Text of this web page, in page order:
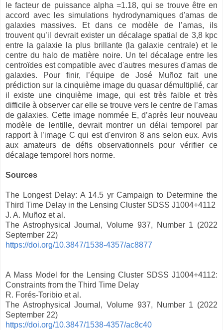
le facteur de puissance alpha =1.18, qui se trouve être en
accord avec les simulations hydrodynamiques d'amas de
galaxies massives. Et dans ce modèle de l’amas, ils
trouvent qu’il devrait exister un décalage spatial de 3,8 kpc
entre la galaxie la plus brillante (la galaxie centrale) et le
centre du halo de matière noire. Un tel décalage entre les
centroïdes est compatible avec d'autres mesures d'amas de
galaxies. Pour finir, l’équipe de José Muñoz fait une
prédiction sur la cinquième image du quasar démultiplié, car
il existe une cinquième image, qui est très faible et très
difficile à observer car elle se trouve vers le centre de l’amas
de galaxies. Cette image nommée E, d’après leur nouveau
modèle de lentille, devrait montrer un délai temporel par
rapport à l’image C qui est d'environ 8 ans selon eux. Avis
aux amateurs de défis observationnels pour vérifier ce
décalage temporel hors norme.
Sources
The Longest Delay: A 14.5 yr Campaign to Determine the
Third Time Delay in the Lensing Cluster SDSS J1004+4112
J. A. Muñoz et al.
The Astrophysical Journal, Volume 937, Number 1 (2022
September 22)
https://doi.org/10.3847/1538-4357/ac8877
A Mass Model for the Lensing Cluster SDSS J1004+4112:
Constraints from the Third Time Delay
R. Forés-Toribio et al.
The Astrophysical Journal, Volume 937, Number 1 (2022
September 22)
https://doi.org/10.3847/1538-4357/ac8c40